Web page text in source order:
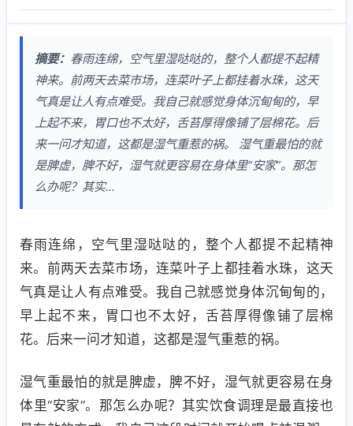
摘要： 春雨连绵，空气里湿哒哒的，整个人都提不起精
神来。前两天去菜市场，连菜叶子上都挂着水珠，这天
气真是让人有点难受。我自己就感觉身体沉甸甸的，早
上起不来，胃口也不太好，舌苔厚得像铺了层棉花。后
来一问才知道，这都是湿气重惹的祸。 湿气重最怕的就
是脾虚，脾不好，湿气就更容易在身体里“安家”。那怎
么办呢？其实...
春雨连绵，空气里湿哒哒的，整个人都提不起精神
来。前两天去菜市场，连菜叶子上都挂着水珠，这天
气真是让人有点难受。我自己就感觉身体沉甸甸的，
早上起不来，胃口也不太好，舌苔厚得像铺了层棉
花。后来一问才知道，这都是湿气重惹的祸。
湿气重最怕的就是脾虚，脾不好，湿气就更容易在身
体里“安家”。那怎么办呢？其实饮食调理是最直接也